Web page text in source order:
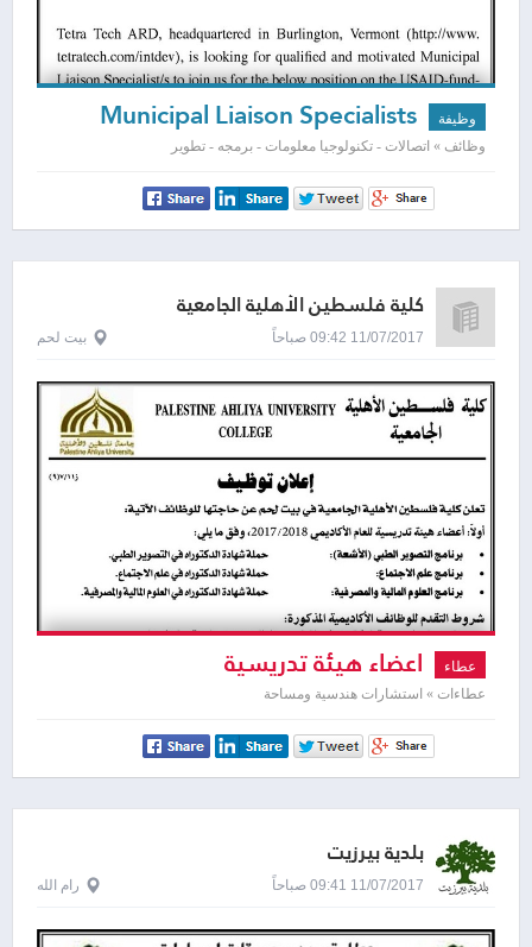
وظيفة
وظائف » اتصالات - تكنولوجيا معلومات - برمجه - تطوير
كلية فلسطين الأهلية الجامعية
11/07/2017 09:42 صباحاً بيت لحم
عطاء اعضاء هيئة تدريسية
عطاءات » استشارات هندسية ومساحة
بلدية بيرزيت
11/07/2017 09:41 صباحاً رام الله